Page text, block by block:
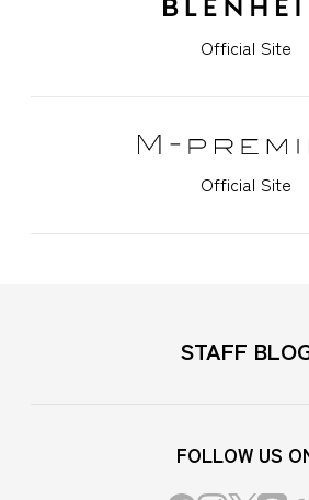
Official Site
Official Site
STAFF
FOLLOW US